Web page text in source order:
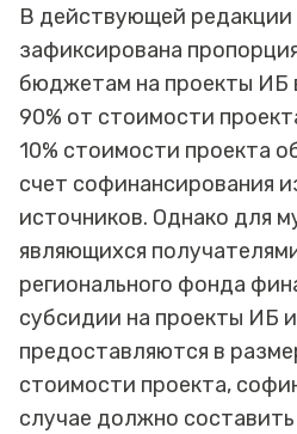
В действующей редакции
зафиксирована
бюджетам на проекты ИБ
90% от стоимости
10% стоимости проекта
счет софинансирования
источников. Однако для
являющихся
регионального фонда
субсидии на проекты ИБ
предоставляются в
стоимости проекта,
случае должно составить